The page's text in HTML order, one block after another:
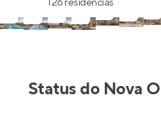
Status do Nova